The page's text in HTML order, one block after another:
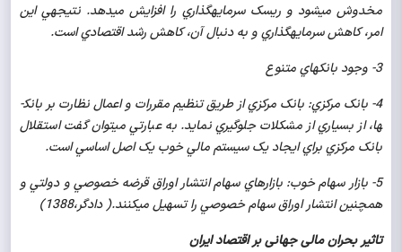
مخدوش مي­شود و ريسک سرمايه­گذاري را افزايش مي­دهد. نتيجه­ي اين
امر، کاهش سرمايه­گذاري و به دنبال آن، کاهش رشد اقتصادي است.
3- وجود بانک­هاي متنوع
4- بانک مرکزي: بانک مرکزي از طريق تنظيم مقررات و اعمال نظارت بر بانک­
ها، از بسياري از مشکلات جلوگيري نمايد. به عبارتي مي­توان گفت استقلال
بانک مرکزي براي ايجاد يک سيستم مالي خوب يک اصل اساسي است.
5- بازار سهام خوب: بازارهاي سهام انتشار اوراق قرضه خصوصي و دولتي و
همچنين انتشار اوراق سهام خصوصي را تسهيل مي­کنند.( دادگر،1388)
تاثیر بحران مالی جهانی بر اقتصاد ایران